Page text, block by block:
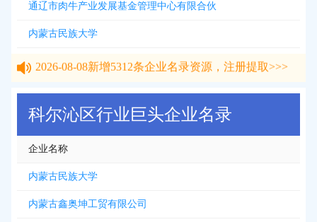
通辽市肉牛产业发展基金管理中心有限合伙
内蒙古民族大学
科尔沁区行业巨头企业名录
企业名称
内蒙古民族大学
内蒙古鑫奥坤工贸有限公司